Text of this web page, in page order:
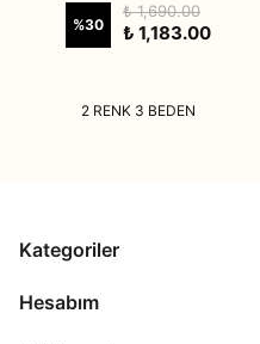
%30
₺ 1,690.00
₺ 1,183.00
2 RENK 3 BEDEN
Kategoriler
Hesabım